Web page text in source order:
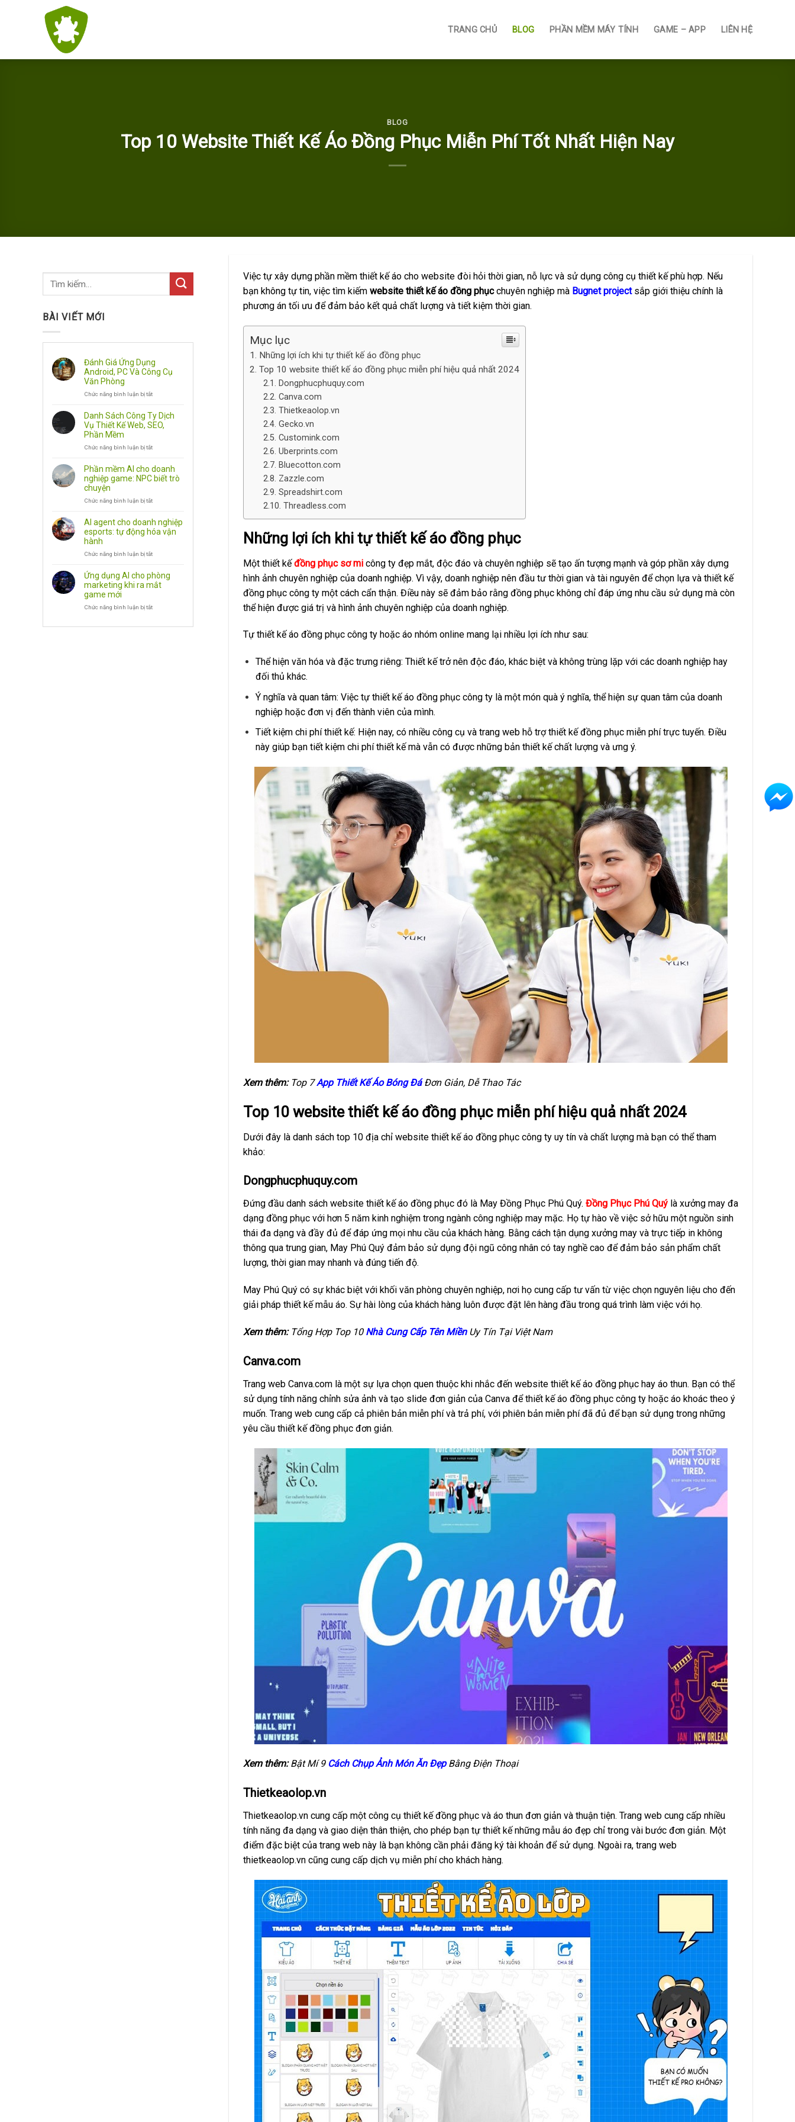
TRANG CHỦ BLOG PHẦN MỀM MÁY TÍNH GAME – APP LIÊN HỆ
BLOG
Top 10 Website Thiết Kế Áo Đồng Phục Miễn Phí Tốt Nhất Hiện Nay
BÀI VIẾT MỚI
Đánh Giá Ứng Dụng
Android, PC Và Công Cụ
Văn Phòng
Chức năng bình luận bị tắt
Giá
Ứng
Dụng
Công
Cụ
Văn
Danh Sách Công Ty Dịch
Vụ Thiết Kế Web, SEO,
Phần Mềm
Chức năng bình luận bị tắt
Sách
Công
Ty
Web,
SEO,
Phần mềm AI cho doanh
nghiệp game: NPC biết trò
chuyện
Chức năng bình luận bị tắt
AI
cho
NPC
biết
trò
AI agent cho doanh nghiệp
esports: tự động hóa vận
hành
Chức năng bình luận bị tắt
agent
cho
doanh
Ứng dụng AI cho phòng
marketing khi ra mắt
game mới
Chức năng bình luận bị tắt
Việc tự xây dựng phần mềm thiết kế áo cho website đòi hỏi thời gian, nỗ lực và sử dụng công cụ thiết kế phù hợp. Nếu
bạn không tự tin, việc tìm kiếm website thiết kế áo đồng phụcchuyên nghiệp mà Bugnet projectsắp giới thiệu chính là
phương án tối ưu để đảm bảo kết quả chất lượng và tiết kiệm thời gian.
Mục lục
Những lợi ích khi tự thiết kế áo đồng phục
Top 10 website thiết kế áo đồng phục miễn phí hiệu quả nhất 2024
Dongphucphuquy.com
Canva.com
Thietkeaolop.vn
Gecko.vn
Customink.com
Uberprints.com
Bluecotton.com
Zazzle.com
Spreadshirt.com
Threadless.com
Những lợi ích khi tự thiết kế áo đồng phục
Một thiết kếđồng phục sơ mi công ty đẹp mắt, độc đáo và chuyên nghiệp sẽ tạo ấn tượng mạnh và góp phần xây dựng
hình ảnh chuyên nghiệp của doanh nghiệp. Vì vậy, doanh nghiệp nên đầu tư thời gian và tài nguyên để chọn lựa và thiết kế
đồng phục công ty một cách cẩn thận. Điều này sẽ đảm bảo rằng đồng phục không chỉ đáp ứng nhu cầu sử dụng mà còn
thể hiện được giá trị và hình ảnh chuyên nghiệp của doanh nghiệp.
Tự thiết kế áo đồng phục công ty hoặc áo nhóm online mang lại nhiều lợi ích như sau:
Thể hiện văn hóa và đặc trưng riêng: Thiết kế trở nên độc đáo, khác biệt và không trùng lặp với các doanh nghiệp hay
đối thủ khác.
Ý nghĩa và quan tâm: Việc tự thiết kế áo đồng phục công ty là một món quà ý nghĩa, thể hiện sự quan tâm của doanh
nghiệp hoặc đơn vị đến thành viên của mình.
Tiết kiệm chi phí thiết kế: Hiện nay, có nhiều công cụ và trang web hỗ trợ thiết kế đồng phục miễn phí trực tuyến. Điều
này giúp bạn tiết kiệm chi phí thiết kế mà vẫn có được những bản thiết kế chất lượng và ưng ý.
Xem thêm:Top 7App Thiết Kế Áo Bóng ĐáĐơn Giản, Dễ Thao Tác
Top 10 website thiết kế áo đồng phục miễn phí hiệu quả nhất 2024
Dưới đây là danh sách top 10 địa chỉ website thiết kế áo đồng phục công ty uy tín và chất lượng mà bạn có thể tham
khảo:
Dongphucphuquy.com
Đứng đầu danh sách website thiết kế áo đồng phục đó là May Đồng Phục Phú Quý. Đồng Phục Phú Quý là xưởng may đa
dạng đồng phục với hơn 5 năm kinh nghiệm trong ngành công nghiệp may mặc. Họ tự hào về việc sở hữu một nguồn sinh
thái đa dạng và đầy đủ để đáp ứng mọi nhu cầu của khách hàng. Bằng cách tận dụng xưởng may và trực tiếp in không
thông qua trung gian, May Phú Quý đảm bảo sử dụng đội ngũ công nhân có tay nghề cao để đảm bảo sản phẩm chất
lượng, thời gian may nhanh và đúng tiến độ.
May Phú Quý có sự khác biệt với khối văn phòng chuyên nghiệp, nơi họ cung cấp tư vấn từ việc chọn nguyên liệu cho đến
giải pháp thiết kế mẫu áo. Sự hài lòng của khách hàng luôn được đặt lên hàng đầu trong quá trình làm việc với họ.
Xem thêm: Tổng Hợp Top 10 Nhà Cung Cấp Tên MiềnUy Tín Tại Việt Nam
Canva.com
Trang web Canva.com là một sự lựa chọn quen thuộc khi nhắc đến website thiết kế áo đồng phục hay áo thun. Bạn có thể
sử dụng tính năng chỉnh sửa ảnh và tạo slide đơn giản của Canva để thiết kế áo đồng phục công ty hoặc áo khoác theo ý
muốn. Trang web cung cấp cả phiên bản miễn phí và trả phí, với phiên bản miễn phí đã đủ để bạn sử dụng trong những
yêu cầu thiết kế đồng phục đơn giản.
Xem thêm:Bật Mí 9 Cách Chụp Ảnh Món Ăn ĐẹpBằng Điện Thoại
Thietkeaolop.vn
Thietkeaolop.vn cung cấp một công cụ thiết kế đồng phục và áo thun đơn giản và thuận tiện. Trang web cung cấp nhiều
tính năng đa dạng và giao diện thân thiện, cho phép bạn tự thiết kế những mẫu áo đẹp chỉ trong vài bước đơn giản. Một
điểm đặc biệt của trang web này là bạn không cần phải đăng ký tài khoản để sử dụng. Ngoài ra, trang web
thietkeaolop.vn cũng cung cấp dịch vụ miễn phí cho khách hàng.